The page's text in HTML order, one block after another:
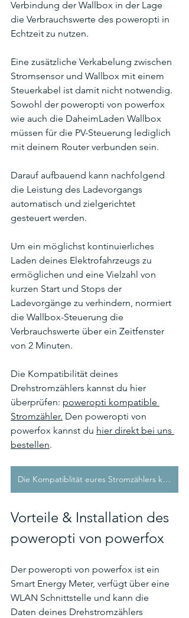
Verbindung der Wallbox in der Lage
die Verbrauchswerte des poweropti in
Echtzeit zu nutzen.
Eine zusätzliche Verkabelung zwischen
Stromsensor und Wallbox mit einem
Steuerkabel ist damit nicht notwendig.
Sowohl der poweropti von powerfox
wie auch die DaheimLaden Wallbox
müssen für die PV-Steuerung lediglich
mit deinem Router verbunden sein.
Darauf aufbauend kann nachfolgend
die Leistung des Ladevorgangs
automatisch und zielgerichtet
gesteuert werden.
Um ein möglichst kontinuierliches
Laden deines Elektrofahrzeugs zu
ermöglichen und eine Vielzahl von
kurzen Start und Stops der
Ladevorgänge zu verhindern, normiert
die Wallbox-Steuerung die
Verbrauchswerte über ein Zeitfenster
von 2 Minuten.
Die Kompatibilität deines
Drehstromzählers kannst du hier
überprüfen: poweropti kompatible
Stromzähler. Den poweropti von
powerfox kannst du hier direkt bei uns
bestellen.
Die Kompatiblität eures Stromzählers kannst du hier prüfen
Vorteile & Installation des
poweropti von powerfox
Der poweropti von powerfox ist ein
Smart Energy Meter, verfügt über eine
WLAN Schnittstelle und kann die
Daten deines Drehstromzählers